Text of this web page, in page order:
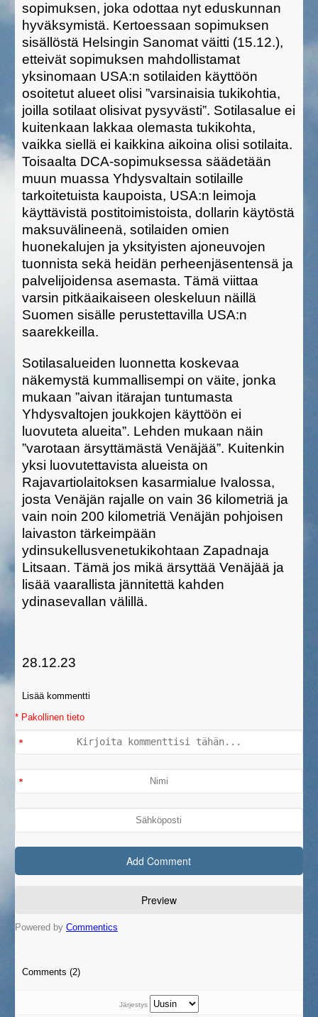
sopimuksen, joka odottaa nyt eduskunnan
hyväksymistä. Kertoessaan sopimuksen
sisällöstä Helsingin Sanomat väitti (15.12.),
etteivät sopimuksen mahdollistamat
yksinomaan USA:n sotilaiden käyttöön
osoitetut alueet olisi ”varsinaisia tukikohtia,
joilla sotilaat olisivat pysyvästi”. Sotilasalue ei
kuitenkaan lakkaa olemasta tukikohta,
vaikka siellä ei kaikkina aikoina olisi sotilaita.
Toisaalta DCA-sopimuksessa säädetään
muun muassa Yhdysvaltain sotilaille
tarkoitetuista kaupoista, USA:n leimoja
käyttävistä postitoimistoista, dollarin käytöstä
maksuvälineenä, sotilaiden omien
huonekalujen ja yksityisten ajoneuvojen
tuonnista sekä heidän perheenjäsentensä ja
palvelijoidensa asemasta. Tämä viittaa
varsin pitkäaikaiseen oleskeluun näillä
Suomen sisälle perustettavilla USA:n
saarekkeilla.
Sotilasalueiden luonnetta koskevaa
näkemystä kummallisempi on väite, jonka
mukaan ”aivan itärajan tuntumasta
Yhdysvaltojen joukkojen käyttöön ei
luovuteta alueita”. Lehden mukaan näin
”varotaan ärsyttämästä Venäjää”. Kuitenkin
yksi luovutettavista alueista on
Rajavartiolaitoksen kasarmialue Ivalossa,
josta Venäjän rajalle on vain 36 kilometriä ja
vain noin 200 kilometriä Venäjän pohjoisen
laivaston tärkeimpään
ydinsukellusvenetukikohtaan Zapadnaja
Litsaan. Tämä jos mikä ärsyttää Venäjää ja
lisää vaarallista jännitettä kahden
ydinasevallan välillä.
28.12.23
Lisää kommentti
* Pakollinen tieto
Powered by Commentics
Comments (2)
Järjestys